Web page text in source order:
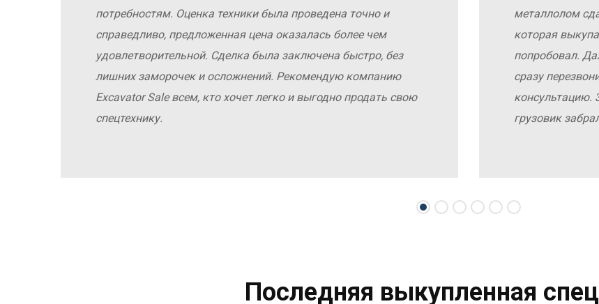
потребностям. Оценка техники была проведена точно и
справедливо, предложенная цена оказалась более чем
удовлетворительной. Сделка была заключена быстро, без
лишних заморочек и осложнений. Рекомендую компанию
Excavator Sale всем, кто хочет легко и выгодно продать свою
спецтехнику.
металлолом
которая
попробовал.
сразу
консультацию.
грузовик
Последняя выкупленная